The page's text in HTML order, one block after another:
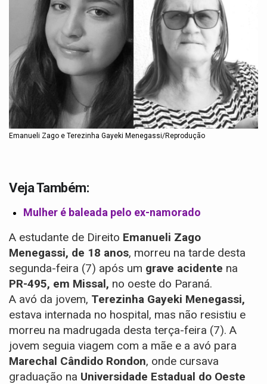
Emanueli Zago e Terezinha Gayeki Menegassi/Reprodução
Veja Também:
Mulher é baleada pelo ex-namorado
A estudante de Direito Emanueli Zago
Menegassi, de 18 anos, morreu na tarde desta
segunda-feira (7) após um grave acidente na
PR-495, em Missal, no oeste do Paraná.
A avó da jovem, Terezinha Gayeki Menegassi,
estava internada no hospital, mas não resistiu e
morreu na madrugada desta terça-feira (7). A
jovem seguia viagem com a mãe e a avó para
Marechal Cândido Rondon, onde cursava
graduação na Universidade Estadual do Oeste